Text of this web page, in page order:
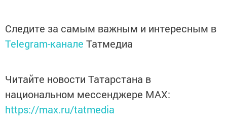
Следите за самым важным и интересным в
Telegram-канале Татмедиа
Читайте новости Татарстана в
национальном мессенджере MАХ:
https://max.ru/tatmedia